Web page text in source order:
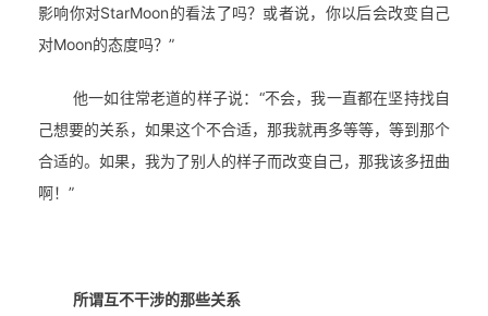
影响你对StarMoon的看法了吗？或者说，你以后会改变自己
对Moon的态度吗？”
他一如往常老道的样子说：“不会，我一直都在坚持找自
己想要的关系，如果这个不合适，那我就再多等等，等到那个
合适的。如果，我为了别人的样子而改变自己，那我该多扭曲
啊！”
所谓互不干涉的那些关系